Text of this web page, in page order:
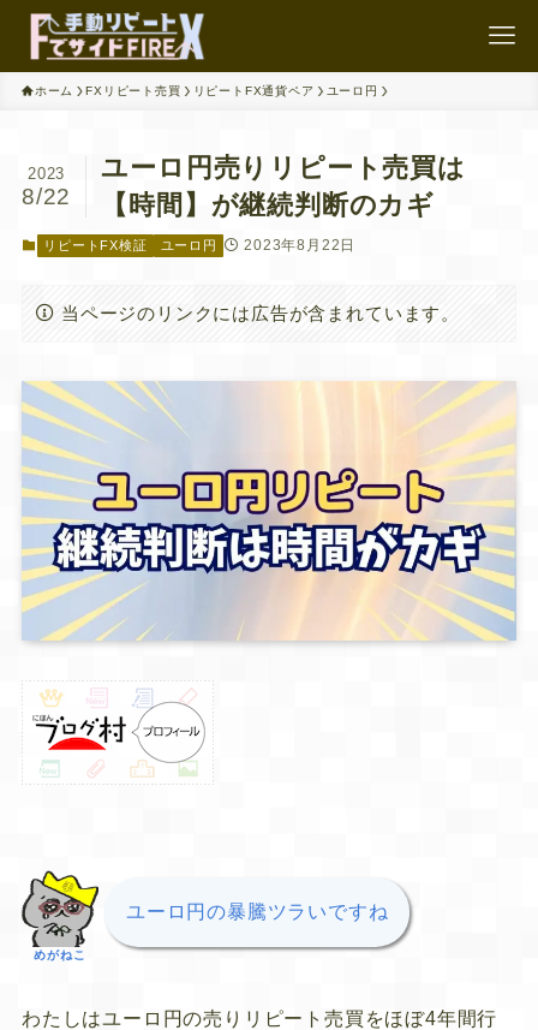
ホーム FXリピート売買 リピートFX通貨ペア ユーロ円
ユーロ円売りリピート売買は
【時間】が継続判断のカギ
2023
8/22
リピートFX検証 ユーロ円 2023年8月22日
当ページのリンクには広告が含まれています。
めがねこ
ユーロ円の暴騰ツラいですね
わたしはユーロ円の売りリピート売買をほぼ4年間行